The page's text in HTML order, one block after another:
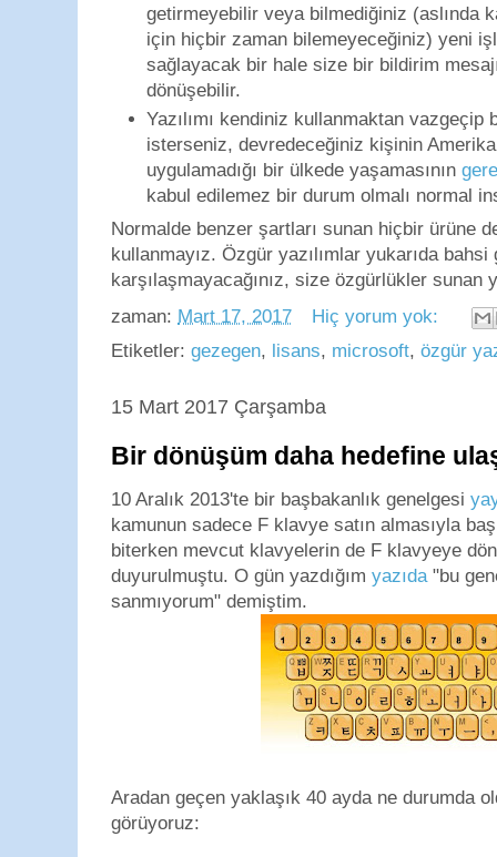
getirmeyebilir veya bilmediğiniz (aslında
için hiçbir zaman bilemeyeceğiniz) yeni
sağlayacak bir hale size bir bildirim
dönüşebilir.
Yazılımı kendiniz kullanmaktan vazgeçip
isterseniz, devredeceğiniz kişinin
uygulamadığı bir ülkede yaşamasının
kabul edilemez bir durum olmalı normal
Normalde benzer şartları sunan hiçbir ürüne
kullanmayız. Özgür yazılımlar yukarıda bahsi
karşılaşmayacağınız, size özgürlükler sunan
zaman: Mart 17, 2017
Hiç yorum yok:
Etiketler: gezegen, lisans, microsoft, özgür
15 Mart 2017 Çarşamba
Bir dönüşüm daha hedefine
10 Aralık 2013'te bir başbakanlık genelgesi
kamunun sadece F klavye satın almasıyla
biterken mevcut klavyelerin de F klavyeye
duyurulmuştu. O gün yazdığım yazıda "bu
sanmıyorum" demiştim.
Aradan geçen yaklaşık 40 ayda ne durumda
görüyoruz: